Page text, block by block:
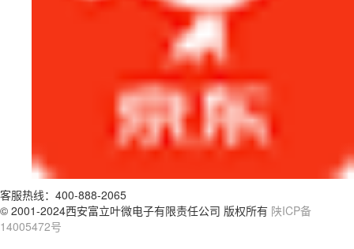
客服热线： 400-888-2065
© 2001-2024西安富立叶微电子有限责任公司 版权所有 陕ICP备
14005472号